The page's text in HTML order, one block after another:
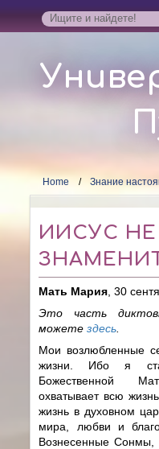
Home Знание
ИИСУС
Мать Мария , 30
Это часть
можетездесь
Мои возлюбленные
жизни. Ибо я
Божественной
охватывает всю
жизнь в духовном
мира, любви и
Вознесенные Сонмы,